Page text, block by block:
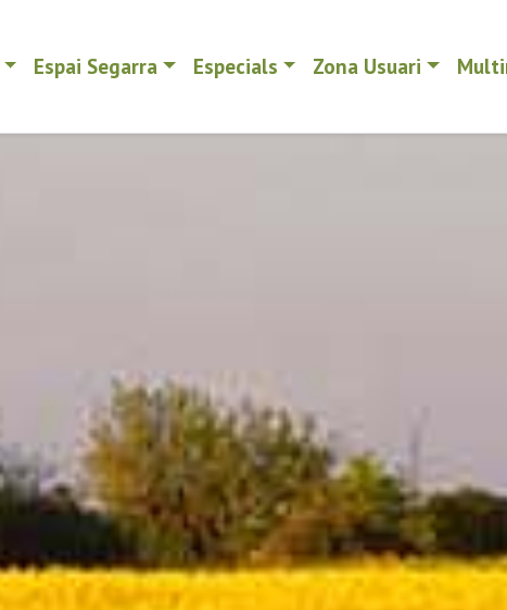
Espai Segarra Especials Zona Usuari